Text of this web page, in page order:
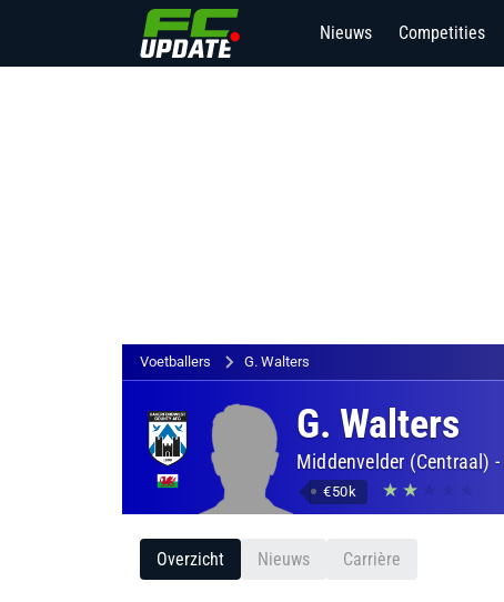
Nieuws Competities
Voetballers G. Walters
G. Walters
Middenvelder (Centraal) -
€50k
Overzicht Nieuws Carrière